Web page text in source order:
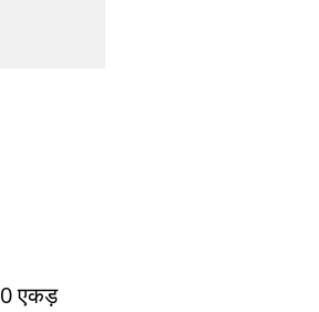
एकड़